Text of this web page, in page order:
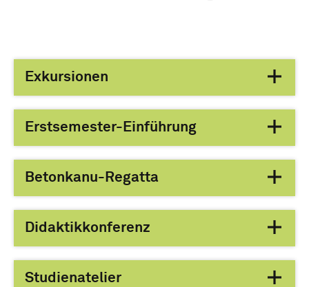
Exkursionen
Erstsemester-Einführung
Betonkanu-Regatta
Didaktikkonferenz
Studienatelier